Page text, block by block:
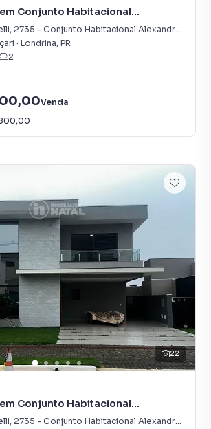
em Conjunto Habitacional
, 2735 - Conjunto Habitacional Alexandre Urbanas
· Londrina, PR
2
Venda
22
em Conjunto Habitacional
, 2735 - Conjunto Habitacional Alexandre Urbanas